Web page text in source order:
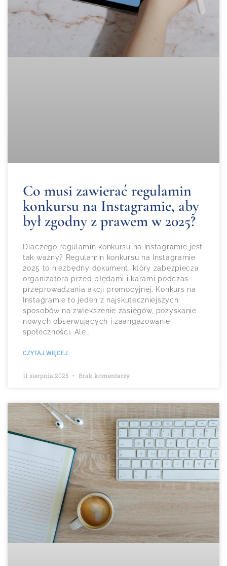
Co musi zawierać regulamin
konkursu na Instagramie, aby
był zgodny z prawem w 2025?
Dlaczego regulamin konkursu na Instagramie jest
tak ważny? Regulamin konkursu na Instagramie
2025 to niezbędny dokument, który zabezpiecza
organizatora przed błędami i karami podczas
przeprowadzania akcji promocyjnej. Konkurs na
Instagramie to jeden z najskuteczniejszych
sposobów na zwiększenie zasięgów, pozyskanie
nowych obserwujących i zaangażowanie
społeczności. Ale…
CZYTAJ WIĘCEJ
11 sierpnia 2025 Brak komentarzy